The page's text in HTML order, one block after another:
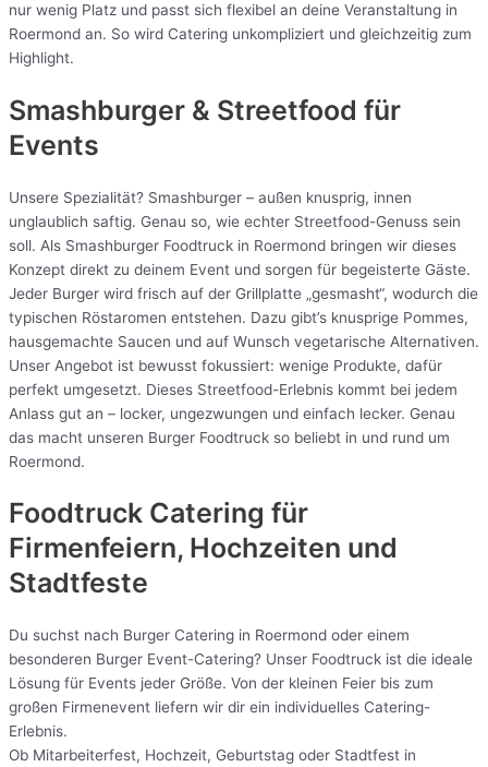
nur wenig Platz und passt sich flexibel an deine Veranstaltung in
Roermond an. So wird Catering unkompliziert und gleichzeitig zum
Highlight.
Smashburger & Streetfood für
Events
Unsere Spezialität? Smashburger – außen knusprig, innen
unglaublich saftig. Genau so, wie echter Streetfood-Genuss sein
soll. Als Smashburger Foodtruck in Roermond bringen wir dieses
Konzept direkt zu deinem Event und sorgen für begeisterte Gäste.
Jeder Burger wird frisch auf der Grillplatte „gesmasht“, wodurch die
typischen Röstaromen entstehen. Dazu gibt’s knusprige Pommes,
hausgemachte Saucen und auf Wunsch vegetarische Alternativen.
Unser Angebot ist bewusst fokussiert: wenige Produkte, dafür
perfekt umgesetzt. Dieses Streetfood-Erlebnis kommt bei jedem
Anlass gut an – locker, ungezwungen und einfach lecker. Genau
das macht unseren Burger Foodtruck so beliebt in und rund um
Roermond.
Foodtruck Catering für
Firmenfeiern, Hochzeiten und
Stadtfeste
Du suchst nach Burger Catering in Roermond oder einem
besonderen Burger Event-Catering? Unser Foodtruck ist die ideale
Lösung für Events jeder Größe. Von der kleinen Feier bis zum
großen Firmenevent liefern wir dir ein individuelles Catering-
Erlebnis.
Ob Mitarbeiterfest, Hochzeit, Geburtstag oder Stadtfest in